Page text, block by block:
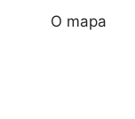
O mapa